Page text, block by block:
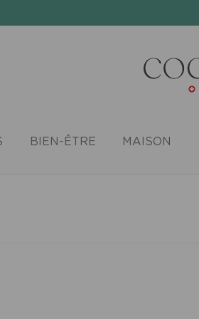
BIEN-ÊTRE MAISON